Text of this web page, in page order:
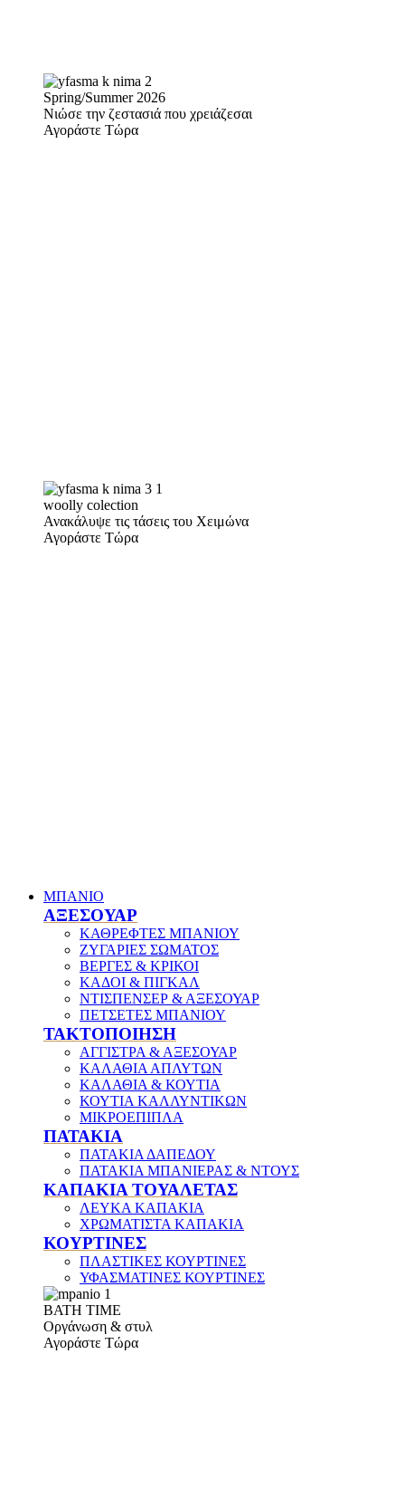
Spring/Summer 2026
Νιώσε την ζεστασιά που χρειάζεσαι
Αγοράστε Τώρα
woolly colection
Ανακάλυψε τις τάσεις του Χειμώνα
Αγοράστε Τώρα
ΜΠΑΝΙΟ
ΑΞΕΣΟΥΑΡ
ΚΑΘΡΕΦΤΕΣ ΜΠΑΝΙΟΥ
ΖΥΓΑΡΙΕΣ ΣΩΜΑΤΟΣ
ΒΕΡΓΕΣ & ΚΡΙΚΟΙ
ΚΑΔΟΙ & ΠΙΓΚΑΛ
ΝΤΙΣΠΕΝΣΕΡ & ΑΞΕΣΟΥΑΡ
ΠΕΤΣΕΤΕΣ ΜΠΑΝΙΟΥ
ΤΑΚΤΟΠΟΙΗΣΗ
ΑΓΓΙΣΤΡΑ & ΑΞΕΣΟΥΑΡ
ΚΑΛΑΘΙΑ ΑΠΛΥΤΩΝ
ΚΑΛΑΘΙΑ & ΚΟΥΤΙΑ
ΚΟΥΤΙΑ ΚΑΛΛΥΝΤΙΚΩΝ
ΜΙΚΡΟΕΠΙΠΛΑ
ΠΑΤΑΚΙΑ
ΠΑΤΑΚΙΑ ΔΑΠΕΔΟΥ
ΠΑΤΑΚΙΑ ΜΠΑΝΙΕΡΑΣ & ΝΤΟΥΣ
ΚΑΠΑΚΙΑ ΤΟΥΑΛΕΤΑΣ
ΛΕΥΚΑ ΚΑΠΑΚΙΑ
ΧΡΩΜΑΤΙΣΤΑ ΚΑΠΑΚΙΑ
ΚΟΥΡΤΙΝΕΣ
ΠΛΑΣΤΙΚΕΣ ΚΟΥΡΤΙΝΕΣ
ΥΦΑΣΜΑΤΙΝΕΣ ΚΟΥΡΤΙΝΕΣ
ΒΑΤΗ ΤΙΜΕ
Οργάνωση & στυλ
Αγοράστε Τώρα